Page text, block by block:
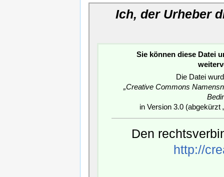
Ich, der Urheber
Sie können diese Datei
Die Datei
„Creative Commons
in Version 3.0 (abgekürzt
Den
http://